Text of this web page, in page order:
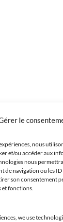
le
nous
et/ou accéder aux
nous
de navigation ou les
son consentement
et fonctions.
we use